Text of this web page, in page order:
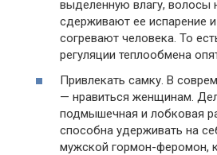
выделенную влагу, волосы
сдерживают ее испарение
согревают человека. То
регуляции теплообмена
Привлекать самку. В
— нравиться женщинам.
подмышечная и лобковая
способна удерживать на
мужской гормон-феромон,